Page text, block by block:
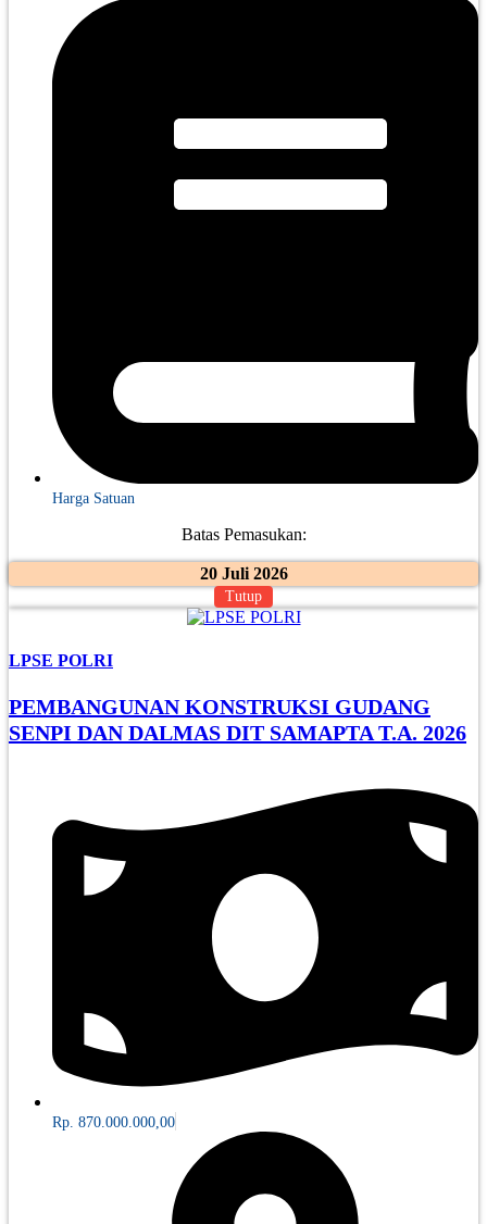
Harga Satuan
Batas Pemasukan:
20 Juli 2026
Tutup
LPSE POLRI
PEMBANGUNAN KONSTRUKSI GUDANG
SENPI DAN DALMAS DIT SAMAPTA T.A. 2026
Rp. 870.000.000,00